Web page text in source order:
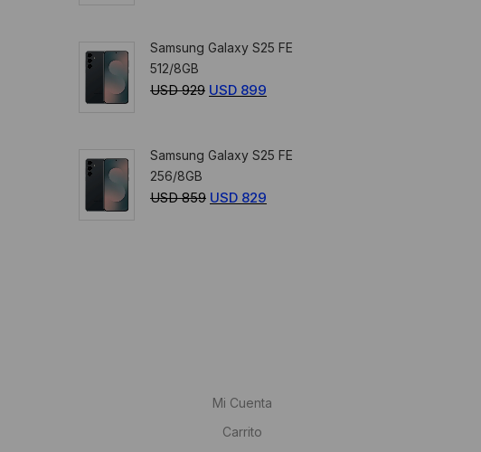
era:
349.
es:
329.
Samsung Galaxy S25 FE
512/8GB
USD929 El
era:
929.
USD 899
es:
899.
Samsung Galaxy S25 FE
256/8GB
USD859 El
USD 829
Mi Cuenta
Carrito